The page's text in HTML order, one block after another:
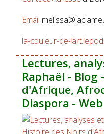
Email
la-couleur-de-
Lectures,
Raphaël - Blog
d'Afrique,
Diaspora - Web